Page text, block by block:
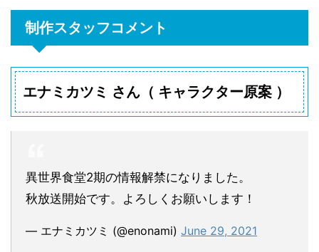
制作スタッフコメント
エナミカツミ さん（ キャラクター原案 ）
異世界食堂2期の情報解禁になりました。
秋放送開始です。よろしくお願いします！
— エナミカツミ (@enonami) June 29, 2021